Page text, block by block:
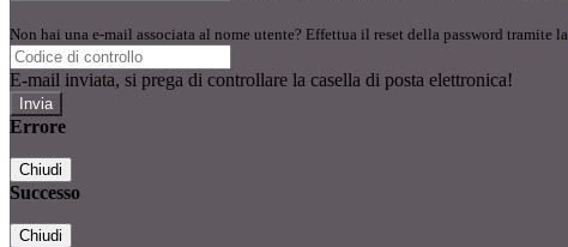
Non hai una e-mail associata al nome utente? Effettua il reset della password tramite la
E-mail inviata, si prega di controllare la casella di posta elettronica!
Errore
Chiudi
Successo
Chiudi